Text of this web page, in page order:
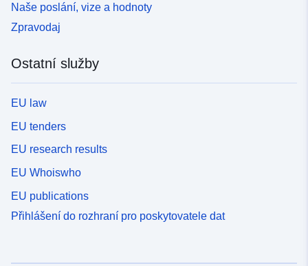
Naše poslání, vize a hodnoty
Zpravodaj
Ostatní služby
EU law
EU tenders
EU research results
EU Whoiswho
EU publications
Přihlášení do rozhraní pro poskytovatele dat